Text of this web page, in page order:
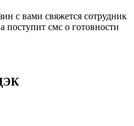
с вами свяжется сотрудник
поступит смс о готовности